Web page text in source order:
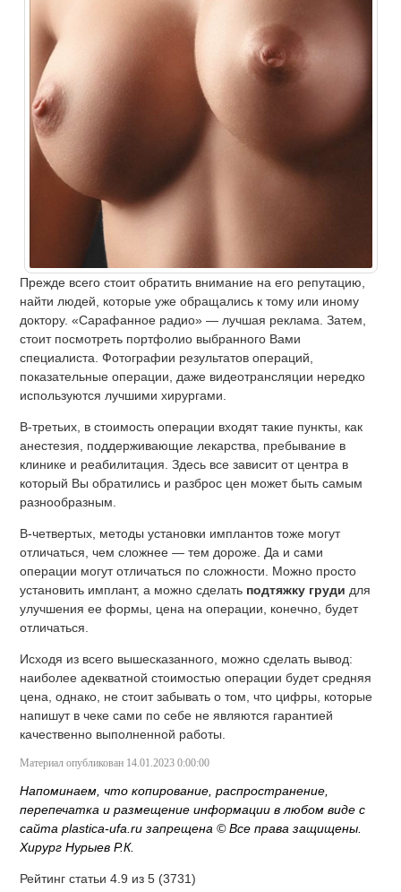
Прежде всего стоит обратить внимание на его репутацию,
найти людей, которые уже обращались к тому или иному
доктору. «Сарафанное радио» — лучшая реклама. Затем,
стоит посмотреть портфолио выбранного Вами
специалиста. Фотографии результатов операций,
показательные операции, даже видеотрансляции нередко
используются лучшими хирургами.
В-третьих, в стоимость операции входят такие пункты, как
анестезия, поддерживающие лекарства, пребывание в
клинике и реабилитация. Здесь все зависит от центра в
который Вы обратились и разброс цен может быть самым
разнообразным.
В-четвертых, методы установки имплантов тоже могут
отличаться, чем сложнее — тем дороже. Да и сами
операции могут отличаться по сложности. Можно просто
установить имплант, а можно сделать подтяжку груди для
улучшения ее формы, цена на операции, конечно, будет
отличаться.
Исходя из всего вышесказанного, можно сделать вывод:
наиболее адекватной стоимостью операции будет средняя
цена, однако, не стоит забывать о том, что цифры, которые
напишут в чеке сами по себе не являются гарантией
качественно выполненной работы.
Материал опубликован 14.01.2023 0:00:00
Напоминаем, что копирование, распространение,
перепечатка и размещение информации в любом виде с
сайта plastica-ufa.ru запрещена © Все права защищены.
Хирург Нурыев Р.К.
Рейтинг статьи 4.9 из 5 (3731)